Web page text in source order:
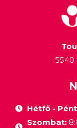
5540
Hétfő -
Szombat: